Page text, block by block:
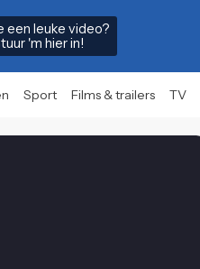
een leuke video?
'm hier in!
Sport Films & trailers TV